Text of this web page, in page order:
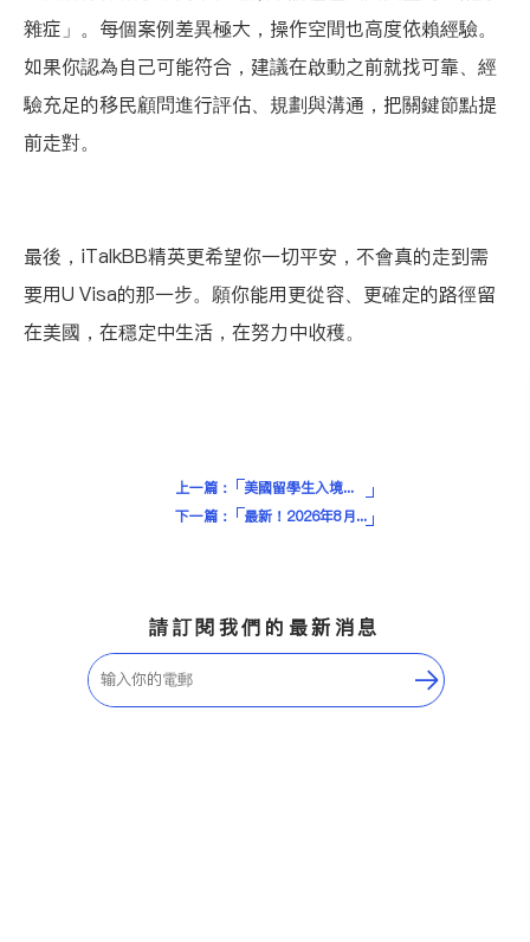
雜症」。每個案例差異極大，操作空間也高度依賴經驗。
如果你認為自己可能符合，建議在啟動之前就找可靠、經
驗充足的移民顧問進行評估、規劃與溝通，把關鍵節點提
前走對。
最後， iTalkBB精英更希望你一切平安，不會真的走到需
要用U Visa的那一步。願你能用更從容、更確定的路徑留
在美國，在穩定中生活，在努力中收穫。
上一篇：
美國留學生入境攻略（2026）：ICE進駐14家機場，海關會更嚴嗎？
下一篇：
最新！2026年8月美國綠卡排期 移民攻略 | iTalkBB精英
請訂閱我們的最新消息